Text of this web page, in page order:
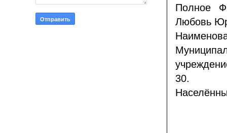
Полное
Любовь
30.